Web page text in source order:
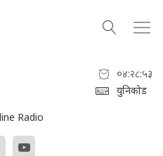
०४:२८:५४
युनिकोड
Radio